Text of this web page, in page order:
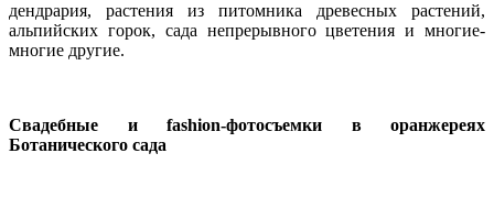
дендрария, растения из питомника древесных растений,
альпийских горок, сада непрерывного цветения и многие-
многие другие.
Свадебные и fashion-фотосъемки в оранжереях
Ботанического сада